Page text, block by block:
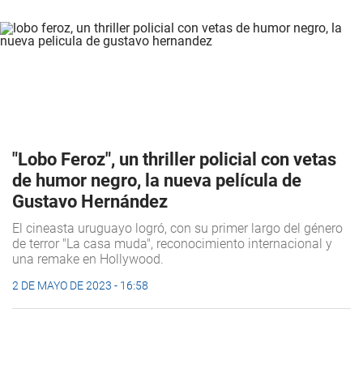
"Lobo Feroz", un thriller policial con vetas
de humor negro, la nueva película de
Gustavo Hernández
El cineasta uruguayo logró, con su primer largo del género
de terror "La casa muda", reconocimiento internacional y
una remake en Hollywood.
2 DE MAYO DE 2023 - 16:58